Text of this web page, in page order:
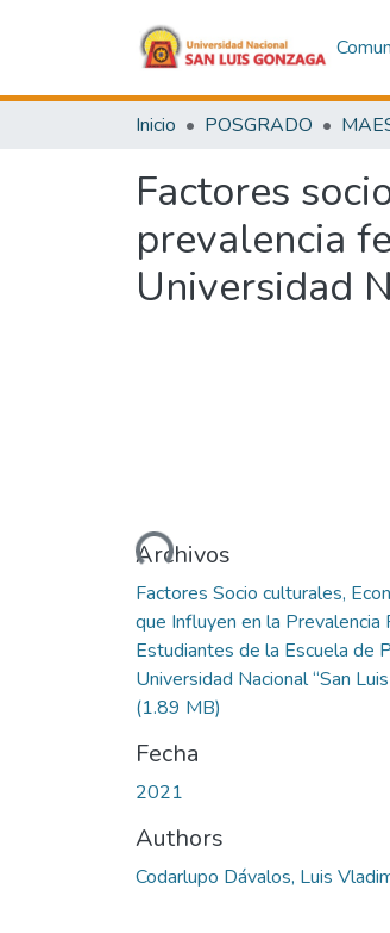
Inicio POSGRADO
Factores
prevalencia
Universidad
Cargando...
Archivos
Factores Socio culturales,
que Influyen en la Prevalencia
Estudiantes de la Escuela de
Universidad Nacional “San
(1.89 MB)
Fecha
2021
Authors
Codarlupo Dávalos, Luis